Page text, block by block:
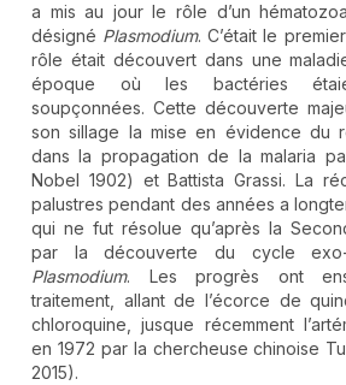
a mis au jour le rôle d’un
désigné Plasmodium. C’était le
rôle était découvert dans une
époque où les bactéries
soupçonnées. Cette découverte
son sillage la mise en évidence du
dans la propagation de la malaria
Nobel 1902) et Battista Grassi. La
palustres pendant des années a
qui ne fut résolue qu’après la
par la découverte du cycle exo-
Plasmodium. Les progrès ont
traitement, allant de l’écorce de
chloroquine, jusque récemment
en 1972 par la chercheuse chinoise
2015).